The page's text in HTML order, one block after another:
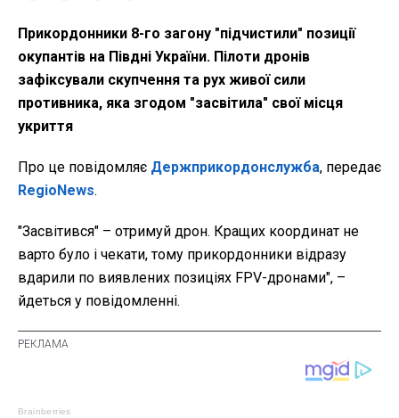
Прикордонники 8-го загону "підчистили" позиції
окупантів на Півдні України. Пілоти дронів
зафіксували скупчення та рух живої сили
противника, яка згодом "засвітила" свої місця
укриття
Про це повідомляє Держприкордонслужба, передає
RegioNews.
"Засвітився" – отримуй дрон. Кращих координат не
варто було і чекати, тому прикордонники відразу
вдарили по виявлених позиціях FPV-дронами", –
йдеться у повідомленні.